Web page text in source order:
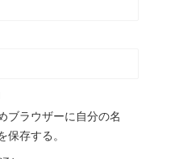
ブラウザーに自分の名
保存する。